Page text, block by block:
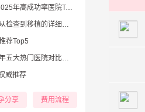
高成功率医院Top5推荐
查到移植的详细步骤
荐Top5
门医院对比与避坑秘诀
威推荐
分享 费用流程